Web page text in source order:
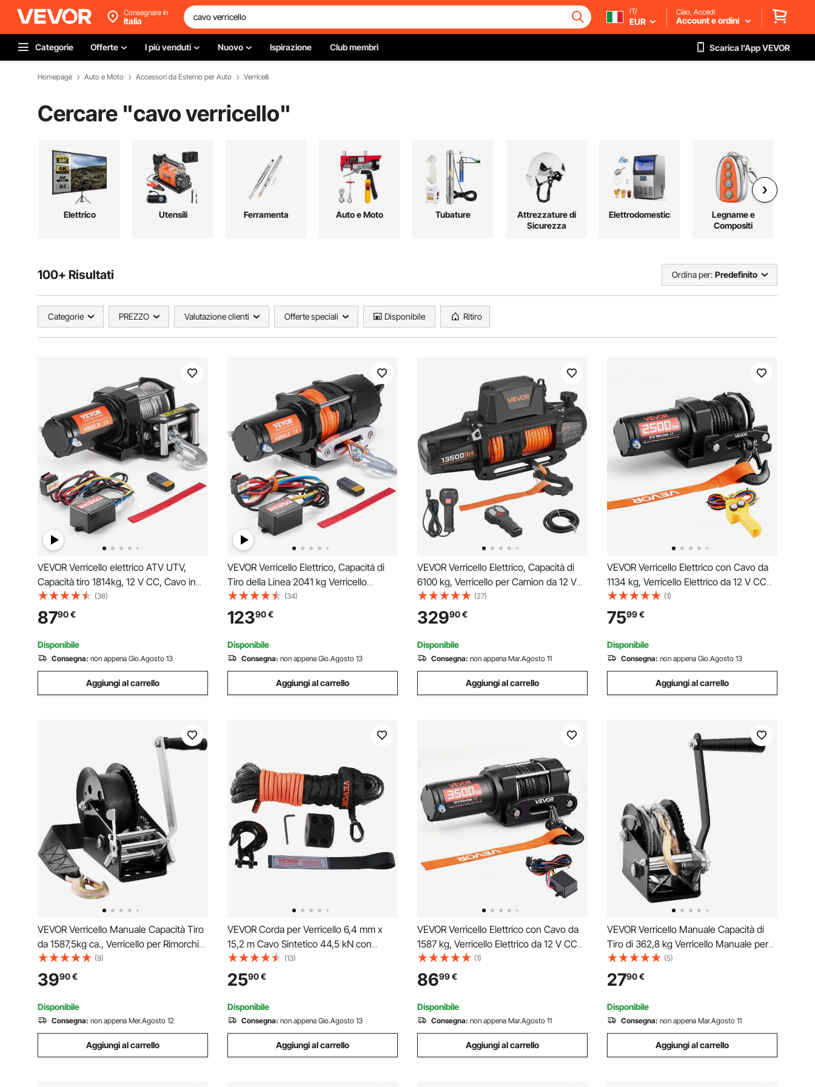
Consegnare in
Italia
IT/
EUR
Ciao, Accedi
Account e ordini
Categorie Offerte I più venduti Nuovo Ispirazione Club membri Scarica l'App VEVOR
Homepage Auto e Moto Accessori da Esterno per Auto Verricelli
Cercare "cavo verricello"
Elettrico Utensili Ferramenta Auto e Moto Tubature
Attrezzature di
Sicurezza
Elettrodomestici
Legname e
Compositi
100+ Risultati Ordina per: Predefinito
Categorie PREZZO Valutazione clienti Offerte speciali Disponibile Ritiro
VEVOR Verricello elettrico ATV UTV,
Capacità tiro 1814kg, 12 V CC, Cavo in
acciaio a 7 fili Φ0,5 x 118,7 cm,
Telecomando wireless cablato,
Impermeabile IP55, Verricello per traino
ATV UTV
(38)
8790€
Disponibile
Consegna: non appena Gio.Agosto 13
Aggiungi al carrello
VEVOR Verricello Elettrico, Capacità di
Tiro della Linea 2041 kg Verricello
ATV/UTV 12 V CC Φ0,6 x 1188,7 cm 12
Trefoli in Corda Sintetica in Alluminio,
Telecomando Senza Fili e Cablato, per
UTV ATV
(34)
12390€
Disponibile
Consegna: non appena Gio.Agosto 13
Aggiungi al carrello
VEVOR Verricello Elettrico, Capacità di
6100 kg, Verricello per Camion da 12 V
CC con Corda Sintetica Φ9,5 mm x 28
m, Telecomando Wireless e Cablato,
IP68 per il Traino di SUV, Jeep, Rimorchi
(27)
32990€
Disponibile
Consegna: non appena Mar.Agosto 11
Aggiungi al carrello
VEVOR Verricello Elettrico con Cavo da
1134 kg, Verricello Elettrico da 12 V CC
per ATV/UTV Fuoristrada con Fune
Sintetica Ø 4,8 mm x 12 m, Telecomando
Cablato, Impermeabile IP55 per
Recupero Stradale
(1)
7599€
Disponibile
Consegna: non appena Gio.Agosto 13
Aggiungi al carrello
VEVOR Verricello Manuale Capacità Tiro
da 1587,5kg ca., Verricello per Rimorchio
da Barche Manovella per Carichi Pesanti
con Cinghia in Poliestere da 10 m ca.,
Verricello Manuale per Rimorchio Barca
(9)
3990€
Disponibile
Consegna: non appena Mer.Agosto 12
Aggiungi al carrello
VEVOR Corda per Verricello 6,4 mm x
15,2 m Cavo Sintetico 44,5 kN con
Guaina Protettiva Gancio per Verricello
Forgiato Cinghia di Trazione per SUV
Fuoristrada Camion, Cavo Sintetico per
Verricello
(13)
2590€
Disponibile
Consegna: non appena Gio.Agosto 13
Aggiungi al carrello
VEVOR Verricello Elettrico con Cavo da
1587 kg, Verricello Elettrico da 12 V CC
per ATV/UTV Fuoristrada con Fune
Sintetica Ø 5,5 mm x 10 m, Telecomando
Cablato, Protezione IP55 per Recupero
Stradale
(1)
8699€
Disponibile
Consegna: non appena Mar.Agosto 11
Aggiungi al carrello
VEVOR Verricello Manuale Capacità di
Tiro di 362,8 kg Verricello Manuale per
Rimorchio Barca per Carichi Pesanti con
Cavo in Acciaio da 10m Cricchetto a 2
Vie, Verricello Manuale per Rimorchio
Barca
(5)
2790€
Disponibile
Consegna: non appena Mar.Agosto 11
Aggiungi al carrello